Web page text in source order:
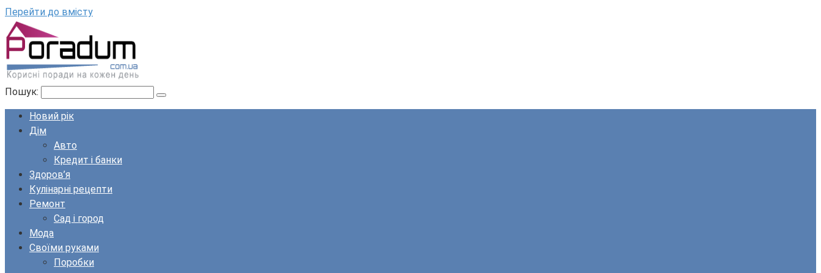
Перейти до вмісту
Пошук:
Новий рік
Дім
Авто
Кредит і банки
Здоров’я
Кулінарні рецепти
Ремонт
Сад і город
Мода
Своїми руками
Поробки